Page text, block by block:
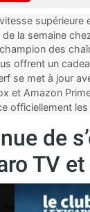
la semaine
e...des
offrent un
se met à jour
...
et Amazon
officiellement
de
TV